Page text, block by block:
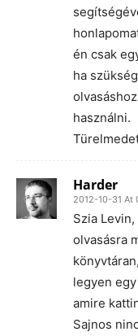
én csak
ha
használni.
Harder
2012-10-31 At
Szia Levin,
olvasásra
legyen
amire
Sajnos